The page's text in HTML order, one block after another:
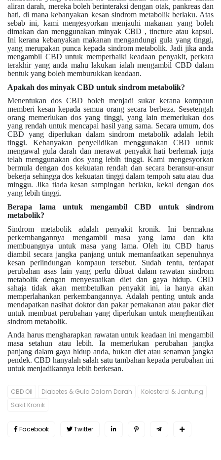
aliran darah, mereka boleh berinteraksi dengan otak, pankreas dan
hati, di mana kebanyakan kesan sindrom metabolik berlaku. Atas
sebab ini, kami mengesyorkan menjauhi makanan yang boleh
dimakan dan menggunakan minyak CBD , tincture atau kapsul.
Ini kerana kebanyakan makanan mengandungi gula yang tinggi,
yang merupakan punca kepada sindrom metabolik. Jadi jika anda
mengambil CBD untuk memperbaiki keadaan penyakit, perkara
terakhir yang anda mahu lakukan ialah mengambil CBD dalam
bentuk yang boleh memburukkan keadaan.
Apakah dos minyak CBD untuk sindrom metabolik?
Menentukan dos CBD boleh menjadi sukar kerana kompaun
memberi kesan kepada semua orang secara berbeza. Sesetengah
orang memerlukan dos yang tinggi, yang lain memerlukan dos
yang rendah untuk mencapai hasil yang sama. Secara umum, dos
CBD yang diperlukan dalam sindrom metabolik adalah lebih
tinggi. Kebanyakan penyelidikan menggunakan CBD untuk
mengawal gula darah dan merawat penyakit hati berlemak juga
telah menggunakan dos yang lebih tinggi. Kami mengesyorkan
bermula dengan dos kekuatan rendah dan secara beransur-ansur
bekerja sehingga dos kekuatan tinggi dalam tempoh satu atau dua
minggu. Jika tiada kesan sampingan berlaku, kekal dengan dos
yang lebih tinggi.
Berapa lama untuk mengambil CBD untuk sindrom
metabolik?
Sindrom metabolik adalah penyakit kronik. Ini bermakna
perkembangannya mengambil masa yang lama dan kita
membuangnya untuk masa yang lama. Oleh itu CBD harus
diambil secara jangka panjang untuk memanfaatkan sepenuhnya
kesan perlindungan kompaun tersebut. Sudah tentu, terdapat
perubahan asas lain yang perlu dibuat dalam rawatan sindrom
metabolik dengan menyesuaikan diet dan gaya hidup. CBD
sahaja tidak akan membetulkan penyakit ini, ia hanya akan
memperlahankan perkembangannya. Adalah penting untuk anda
mendapatkan nasihat doktor dan pakar pemakanan atau pakar diet
untuk membuat perubahan yang diperlukan untuk menghentikan
sindrom metabolik.
Anda harus mengharapkan rawatan untuk keadaan ini mengambil
masa setahun atau lebih. Ia memerlukan perubahan jangka
panjang dalam gaya hidup anda, bukan diet atau senaman jangka
pendek. CBD hanyalah salah satu tambahan kepada perubahan ini
untuk menjadikannya lebih berkesan.
CBD Oil Diabetes & Gula Dalam Darah
Kolesterol & Jantung
Sakit Kronik
Facebook Twitter